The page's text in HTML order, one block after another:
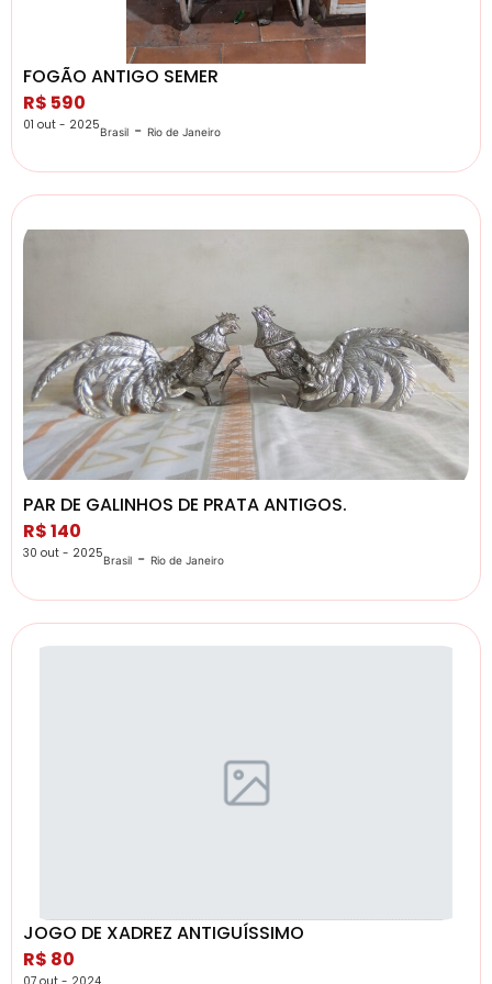
FOGÃO ANTIGO SEMER
R$ 590
01 out - 2025Brasil - Rio de Janeiro
PAR DE GALINHOS DE PRATA ANTIGOS.
R$ 140
30 out - 2025Brasil - Rio de Janeiro
JOGO DE XADREZ ANTIGUÍSSIMO
R$ 80